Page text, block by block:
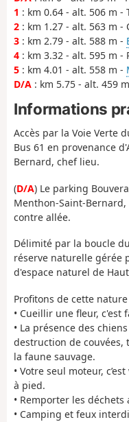
1 : km 0.64 - alt. 506 m -
2 : km 1.27 - alt. 563 m
3 : km 2.79 - alt. 588 m -
4 : km 3.32 - alt. 595 m -
5 : km 4.01 - alt. 558 m -
D/A : km 5.75 - alt. 459
Informations
Accès par la Voie Verte
Bus 61 en provenance
Bernard, chef lieu.
(D/A) Le parking
Menthon-Saint-
contre allée.
Délimité par la boucle
réserve naturelle gérée
d'espace naturel de
Profitons de cette
• Cueillir une fleur,
• La présence des
destruction de couvées,
la faune sauvage.
• Votre seul moteur,
à pied.
• Remporter les déchets
• Camping et feux